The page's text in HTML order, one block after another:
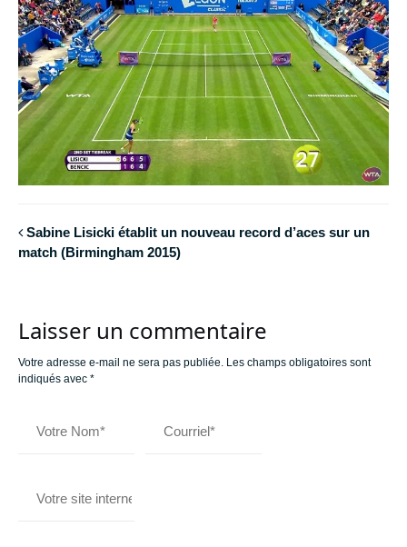
Sabine Lisicki établit un nouveau record d’aces sur un
match (Birmingham 2015)
Laisser un commentaire
Votre adresse e-mail ne sera pas publiée. Les champs obligatoires sont
indiqués avec *